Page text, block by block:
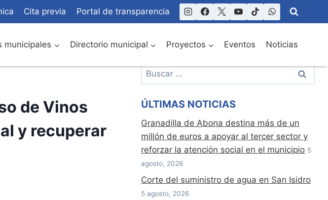
Cita previa Portal de transparencia
municipales Directorio municipal Proyectos Eventos Noticias
de Vinos
y recuperar
Buscar:
ÚLTIMAS NOTICIAS
Granadilla de Abona destina más de un
millón de euros a apoyar al tercer sector y
reforzar la atención social en el municipio 5
agosto, 2026
Corte del suministro de agua en San Isidro
5 agosto, 2026